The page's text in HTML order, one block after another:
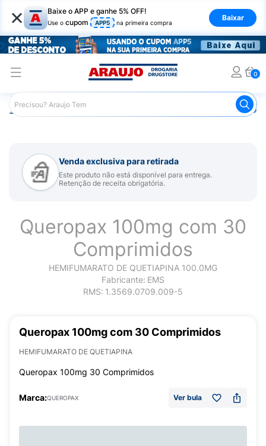
× Baixe o APP e ganhe 5% OFF!
Use o cupom APP5 na primeira compra
Baixar
0
Araujo Medicamentos Remédio para Sistema Nervoso
Venda exclusiva para retirada
Este produto não está disponível para entrega.
Retenção de receita obrigatória.
Queropax 100mg com 30
Comprimidos
HEMIFUMARATO DE QUETIAPINA 100.0MG
Fabricante: EMS
RMS: 1.3569.0709.009-5
Queropax 100mg com 30 Comprimidos
HEMIFUMARATO DE QUETIAPINA
Queropax 100mg 30 Comprimidos
Marca:QUEROPAX Ver bula